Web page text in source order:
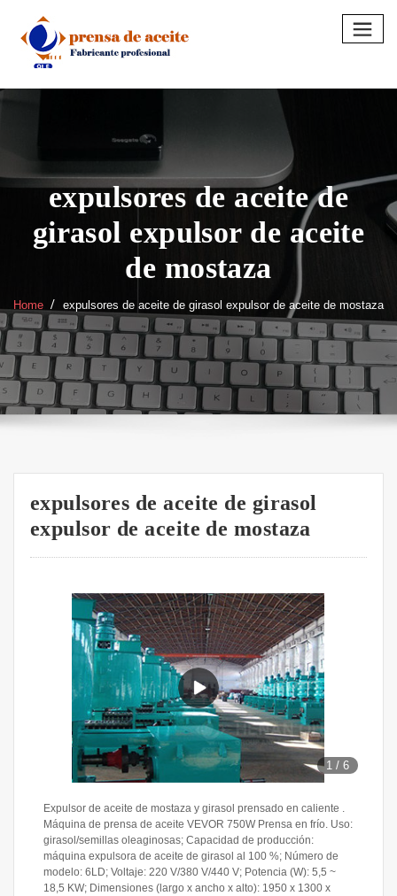
content
expulsores de aceite de
girasol expulsor de aceite
de mostaza
Home expulsores de aceite de girasol expulsor de aceite de mostaza
expulsores de aceite de girasol
expulsor de aceite de mostaza
1 /6
Expulsor de aceite de mostaza y girasol prensado en caliente .
Máquina de prensa de aceite VEVOR 750W Prensa en frío. Uso:
girasol/semillas oleaginosas; Capacidad de producción:
máquina expulsora de aceite de girasol al 100 %; Número de
modelo: 6LD; Voltaje: 220 V/380 V/440 V; Potencia (W): 5,5 ~
18,5 KW; Dimensiones (largo x ancho x alto): 1950 x 1300 x